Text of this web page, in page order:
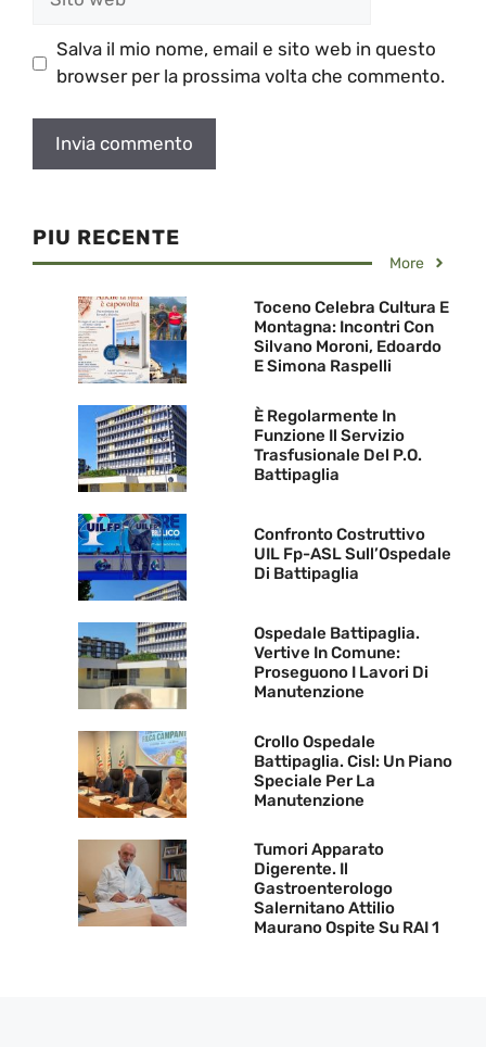
Salva il mio nome, email e sito web in questo
browser per la prossima volta che commento.
PIU RECENTE
More
Toceno Celebra Cultura E
Montagna: Incontri Con
Silvano Moroni, Edoardo
E Simona Raspelli
È Regolarmente In
Funzione Il Servizio
Trasfusionale Del P.O.
Battipaglia
Confronto Costruttivo
UIL Fp-ASL Sull’Ospedale
Di Battipaglia
Ospedale Battipaglia.
Vertive In Comune:
Proseguono I Lavori Di
Manutenzione
Crollo Ospedale
Battipaglia. Cisl: Un Piano
Speciale Per La
Manutenzione
Tumori Apparato
Digerente. Il
Gastroenterologo
Salernitano Attilio
Maurano Ospite Su RAI 1